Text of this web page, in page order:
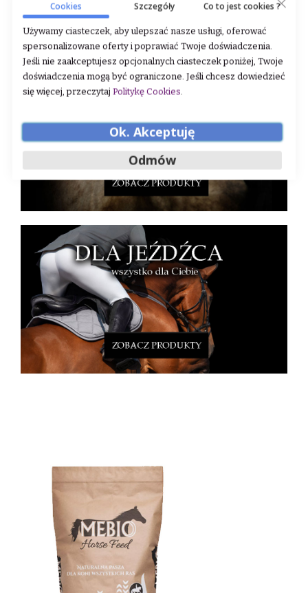
Cookies Szczegóły Co to jest cookies ?
Używamy ciasteczek, aby ulepszać nasze usługi, oferować
spersonalizowane oferty i poprawiać Twoje doświadczenia.
Jeśli nie zaakceptujesz opcjonalnych ciasteczek poniżej, Twoje
doświadczenia mogą być ograniczone. Jeśli chcesz dowiedzieć
się więcej, przeczytaj Politykę Cookies.
Ok. Akceptuję
Odmów